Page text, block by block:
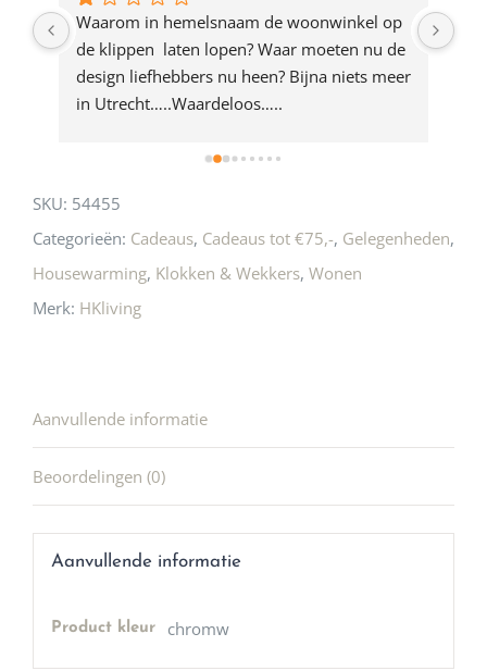
productWaarom in hemelsnaam de woonwinkel op
de klippen  laten lopen? Waar moeten nu de
design liefhebbers nu heen? Bijna niets meer
in Utrecht…..Waardeloos…..
SKU: 54455
Categorieën: Cadeaus, Cadeaus tot €75,-, Gelegenheden,
Housewarming, Klokken & Wekkers, Wonen
Merk: HKliving
Aanvullende informatie
Beoordelingen (0)
Aanvullende informatie
Product kleur chromw